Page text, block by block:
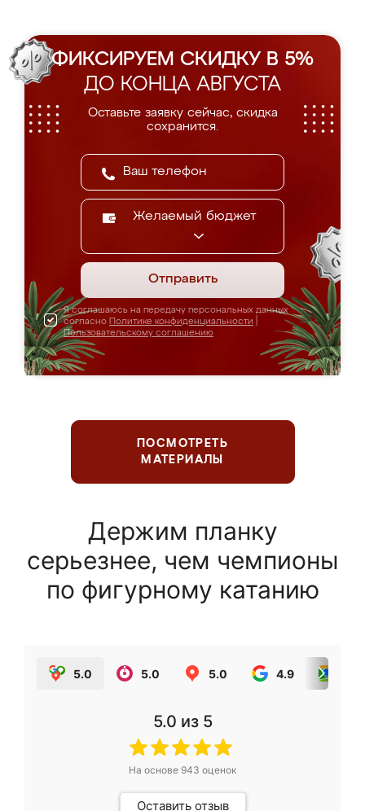
ФИКСИРУЕМ СКИДКУ В 5%
ДО КОНЦА АВГУСТА
Оставьте заявку сейчас, скидка
сохранится.
Желаемый бюджет
Отправить
Я соглашаюсь на передачу персональных данных
согласно Политике конфиденциальности
Пользовательскому соглашению
ПОСМОТРЕТЬ
МАТЕРИАЛЫ
Держим планку
серьезнее, чем чемпионы
по фигурному катанию
5.0 5.0 5.0 4.9
5.0 из 5
На основе 943 оценок
Оставить отзыв